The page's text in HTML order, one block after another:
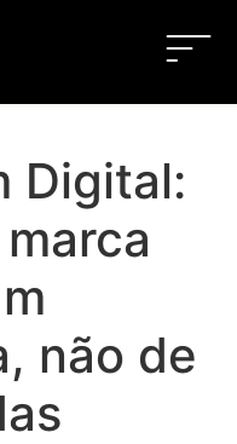
Digital:
não de